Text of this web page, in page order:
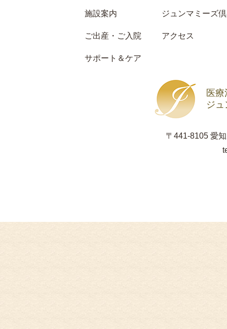
医
ジ
〒441-8105 愛
施設案内
ご出産・ご入院
サポート＆ケア
ジュンマミーズ
アクセス